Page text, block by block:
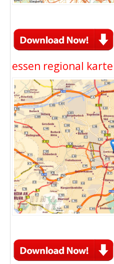
essen regional karte